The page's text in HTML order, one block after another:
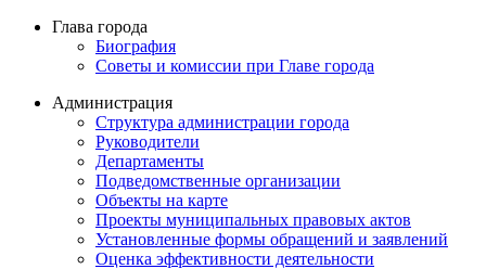
Глава города
Биография
Советы и комиссии при Главе города
Администрация
Структура администрации города
Руководители
Департаменты
Подведомственные организации
Объекты на карте
Проекты муниципальных правовых актов
Установленные формы обращений и заявлений
Оценка эффективности деятельности